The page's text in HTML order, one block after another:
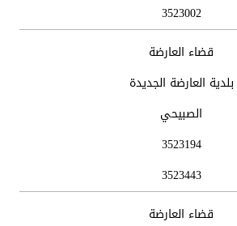
3523002
قضاء العارضة
بلدية العارضة الجديدة
الصبيحي
3523194
3523443
قضاء العارضة